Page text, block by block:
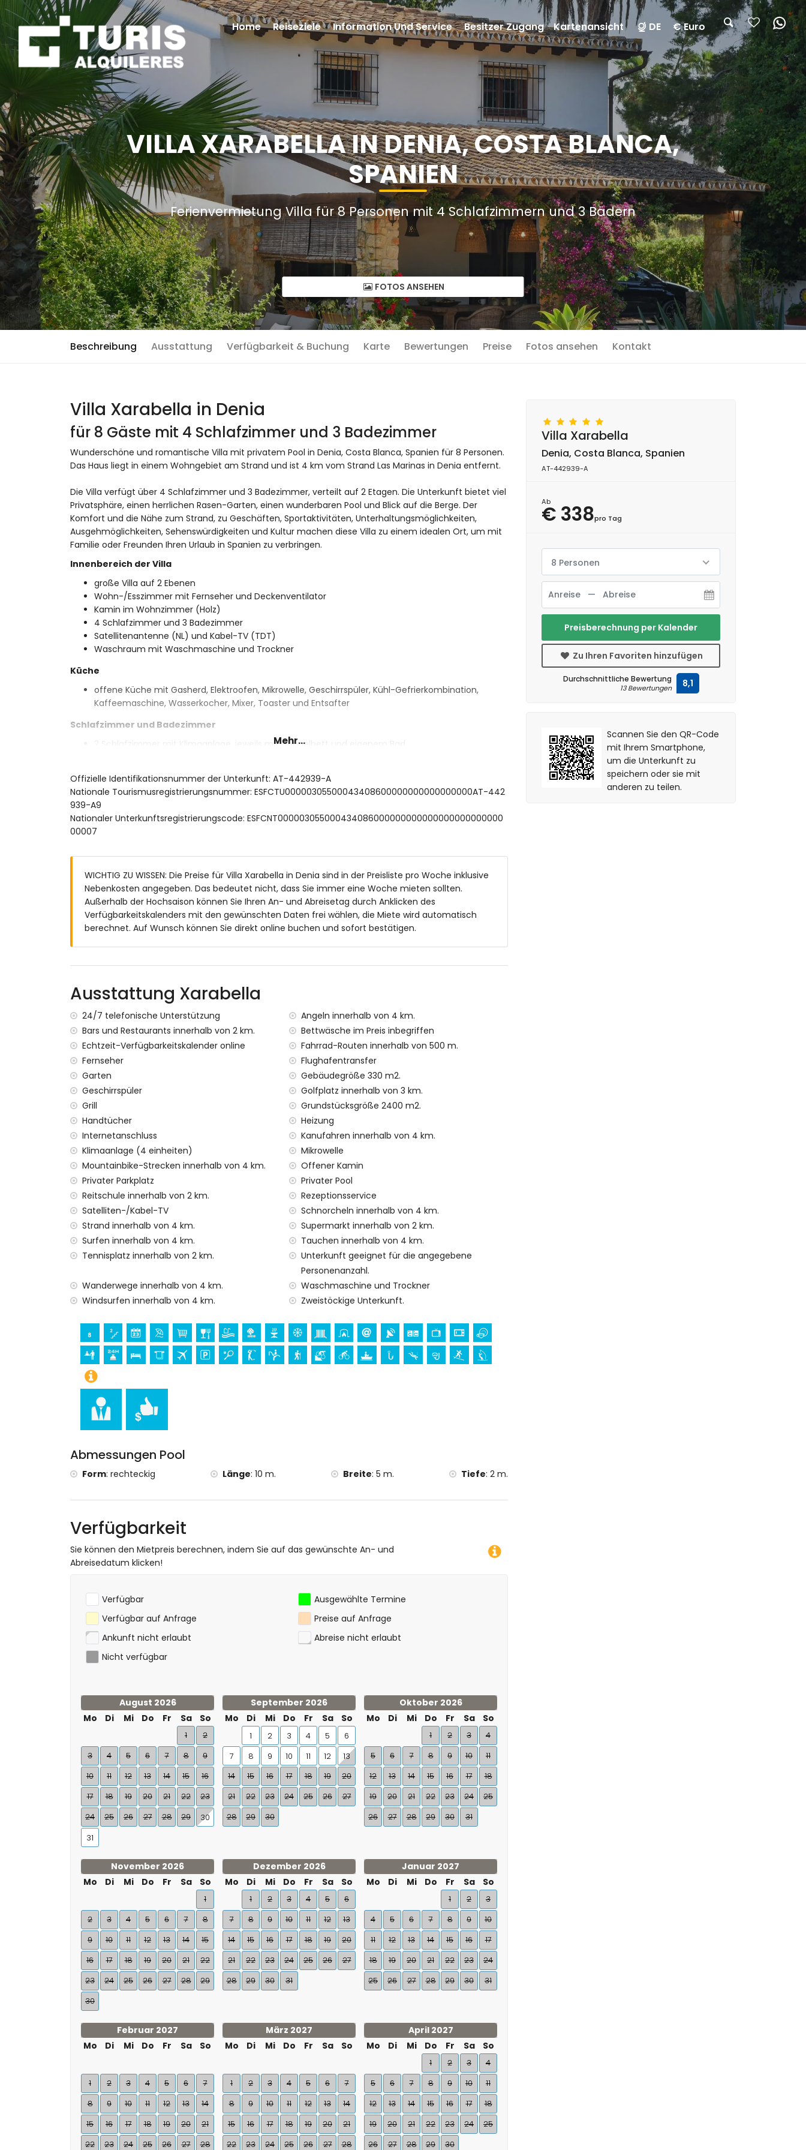
VILLA XARABELLA IN DENIA, COSTA BLANCA,
SPANIEN
Ferienvermietung Villa für 8 Personen mit 4 Schlafzimmern und 3 Bädern
FOTOS ANSEHEN
Beschreibung Ausstattung Verfügbarkeit & Buchung Karte Bewertungen Preise Fotos ansehen Kontakt
Villa Xarabella in Denia
für 8 Gäste mit 4 Schlafzimmer und 3 Badezimmer
Wunderschöne und romantische Villa mit privatem Pool in Denia, Costa Blanca, Spanien für 8 Personen.
Das Haus liegt in einem Wohngebiet am Strand und ist 4 km vom Strand Las Marinas in Denia entfernt.
Die Villa verfügt über 4 Schlafzimmer und 3 Badezimmer, verteilt auf 2 Etagen. Die Unterkunft bietet viel
Privatsphäre, einen herrlichen Rasen-Garten, einen wunderbaren Pool und Blick auf die Berge. Der
Komfort und die Nähe zum Strand, zu Geschäften, Sportaktivitäten, Unterhaltungsmöglichkeiten,
Ausgehmöglichkeiten, Sehenswürdigkeiten und Kultur machen diese Villa zu einem idealen Ort, um mit
Familie oder Freunden Ihren Urlaub in Spanien zu verbringen.
Innenbereich der Villa
große Villa auf 2 Ebenen
Wohn-/Esszimmer mit Fernseher und Deckenventilator
Kamin im Wohnzimmer (Holz)
4 Schlafzimmer und 3 Badezimmer
Satellitenantenne (NL) und Kabel-TV (TDT)
Waschraum mit Waschmaschine und Trockner
Küche
offene Küche mit Gasherd, Elektroofen, Mikrowelle, Geschirrspüler, Kühl-Gefrierkombination,
Kaffeemaschine, Wasserkocher, Mixer, Toaster und Entsafter
Schlafzimmer und Badezimmer
2 Schlafzimmer mit Klimaanlage, jeweils mit Doppelbett und eigenem Bad
Badezimmer mit Doppelwaschbecken, Badewanne, Dusche und Toilette
Bad en suite mit Einzelwaschbecken, Dusche und Toilette
Außenbereich der Villa
großes und eingezäuntes Grundstück
2 Terrassen, davon eine überdacht
Grill
Außendusche
Sitzbereich im Freien und Essbereich im Freien
4 private, geschlossene Parkplätze
nächstes Flussufer oder Küste: Mittelmeer (innerhalb von 4 Kilometern von der Villa)
nächster Strand: Las Marinas, Denia (innerhalb von 4 Kilometern von der Villa)
nächster Hafen: Denia Hafen (innerhalb von 4 Kilometern von der Villa)
nächster Park innerhalb von 2 Kilometern von der Villa
nächster Flughafen: Alicante (innerhalb von 100 Kilometern von der Villa)
zweiter nächster Flughafen: Valencia (> 100 Kilometer)
Haustiere sind nicht erlaubt
Die Unterkunft ist sehr geeignet für Familien mit Kindern
Einrichtungen und Dienstleistungen im Mietpreis der Villa inbegriffen
Internet (WiFi)
Bügeleisen und Bügelbrett
Bettwäsche und Handtücher
Rezeptionsservice und 24-Stunden-Notfallservice
Fußbodenheizung und Klimaanlage
Einrichtungen und Dienstleistungen gegen Aufpreis
Flughafenservice
Zusatzbett und Kinderbett (auf Anfrage)
Unterhaltungs- und Freizeitaktivitäten für Ihren Urlaub in Denia, Costa Blanca
Kino, Theater, Nachtclub, Bar und Promenade (Denia) (innerhalb von 5 Kilometern vom Haus)
Sehenswürdigkeiten und Kultur in Denia, Costa Blanca
Kirche (Pfarrkirche San Mateo, La Xara), Burg (Portal der Stadt, Denia), Ruine (Windmühlen, Denia),
Ort (Historisches Denia) (innerhalb von 5 Kilometern von der Unterkunft)
Museum (Historisches Denia) (innerhalb von 10 Kilometern von der Unterkunft)
Sport
Radfahren (innerhalb von 1000 Metern von der Villa)
Tennis, Golf (La Sella Golf), Reiten, Wandern, Mountainbiking, Kanufahren, Angeln, Tauchen,
Schnorcheln, Surfen und Windsurfen (innerhalb von 5 Kilometern von der Villa)
Mehr...
Offizielle Identifikationsnummer der Unterkunft: AT-442939-A
Nationale Tourismusregistrierungsnummer: ESFCTU00000305500043408600000000000000000AT-442
939-A9
Nationaler Unterkunftsregistrierungscode: ESFCNT000003055000434086000000000000000000000000
00007
WICHTIG ZU WISSEN: Die Preise für Villa Xarabella in Denia sind in der Preisliste pro Woche inklusive
Nebenkosten angegeben. Das bedeutet nicht, dass Sie immer eine Woche mieten sollten.
Außerhalb der Hochsaison können Sie Ihren An- und Abreisetag durch Anklicken des
Verfügbarkeitskalenders mit den gewünschten Daten frei wählen, die Miete wird automatisch
berechnet. Auf Wunsch können Sie direkt online buchen und sofort bestätigen.
Ausstattung Xarabella
24/7 telefonische Unterstützung
Angeln innerhalb von 4 km.
Bars und Restaurants innerhalb von 2 km.
Bettwäsche im Preis inbegriffen
Echtzeit-Verfügbarkeitskalender online
Fahrrad-Routen innerhalb von 500 m.
Fernseher
Flughafentransfer
Garten
Gebäudegröße 330 m2.
Geschirrspüler
Golfplatz innerhalb von 3 km.
Grill
Grundstücksgröße 2400 m2.
Handtücher
Heizung
Internetanschluss
Kanufahren innerhalb von 4 km.
Klimaanlage (4 einheiten)
Mikrowelle
Mountainbike-Strecken innerhalb von 4 km.
Offener Kamin
Privater Parkplatz
Privater Pool
Reitschule innerhalb von 2 km.
Rezeptionsservice
Satelliten-/Kabel-TV
Schnorcheln innerhalb von 4 km.
Strand innerhalb von 4 km.
Supermarkt innerhalb von 2 km.
Surfen innerhalb von 4 km.
Tauchen innerhalb von 4 km.
Tennisplatz innerhalb von 2 km.
Unterkunft geeignet für die angegebene
Personenanzahl.
Wanderwege innerhalb von 4 km.
Waschmaschine und Trockner
Windsurfen innerhalb von 4 km.
Zweistöckige Unterkunft.
Abmessungen Pool
Form: rechteckig Länge: 10 m. Breite: 5 m. Tiefe: 2 m.
Verfügbarkeit
Sie können den Mietpreis berechnen, indem Sie auf das gewünschte An- und
Abreisedatum klicken!
Verfügbar
Ausgewählte Termine
Verfügbar auf Anfrage
Preise auf Anfrage
Ankunft nicht erlaubt
Abreise nicht erlaubt
Nicht verfügbar
August 2026
Mo
Di Mi Do Fr Sa So
1
2
3
4 5 6 7 8
9
10
11 12 13 14 15
16
17
18 19 20 21 22
23
24
25 26 27 28 29
30
31
September 2026
Mo
Di Mi Do Fr Sa So
1 2 3 4 5
6
7
8 9 10 11 12
13
14
15 16 17 18 19
20
21
22 23 24 25 26
27
28
29 30
Oktober 2026
Mo
Di Mi Do Fr Sa So
1 2 3
4
5
6 7 8 9 10
11
12
13 14 15 16 17
18
19
20 21 22 23 24
25
26
27 28 29 30 31
November 2026
Mo
Di Mi Do Fr Sa So
1
2
3 4 5 6 7
8
9
10 11 12 13 14
15
16
17 18 19 20 21
22
23
24 25 26 27 28
29
30
Dezember 2026
Mo
Di Mi Do Fr Sa So
1 2 3 4 5
6
7
8 9 10 11 12
13
14
15 16 17 18 19
20
21
22 23 24 25 26
27
28
29 30 31
Januar 2027
Mo
Di Mi Do Fr Sa So
1 2
3
4
5 6 7 8 9
10
11
12 13 14 15 16
17
18
19 20 21 22 23
24
25
26 27 28 29 30 31
Februar 2027
Mo
Di Mi Do Fr Sa So
1 2 3 4 5 6
7
8
9 10 11 12 13
14
15
16 17 18 19 20
21
22
23 24 25 26 27 28
März 2027
Mo
Di Mi Do Fr Sa So
1 2 3 4 5 6
7
8
9 10 11 12 13
14
15
16 17 18 19 20
21
22
23 24 25 26 27 28
April 2027
Mo
Di Mi Do Fr Sa So
1 2 3
4
5
6 7 8 9 10
11
12
13 14 15 16 17
18
19
20 21 22 23 24
25
26
27 28 29 30
Villa Xarabella
Denia, Costa Blanca, Spanien
AT-442939-A
Ab
€ 338pro Tag
8 Personen
Preisberechnung per Kalender
Zu Ihren Favoriten hinzufügen
Durchschnittliche Bewertung
13 Bewertungen 8,1
Scannen Sie den QR-Code
mit Ihrem Smartphone,
um die Unterkunft zu
speichern oder sie mit
anderen zu teilen.
Home Reiseziele Information Und Service Besitzer Zugang Kartenansicht DE € Euro